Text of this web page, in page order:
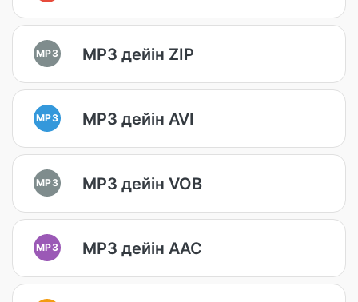
MP3 MP3 дейін ZIP
MP3 MP3 дейін AVI
MP3 MP3 дейін VOB
MP3 MP3 дейін AAC